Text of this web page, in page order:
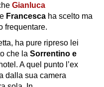
Gianluca
Francesca ha scelto ma
frequentare.
ha pure ripreso lei
che la Sorrentino e
A quel punto l’ex
dalla sua camera